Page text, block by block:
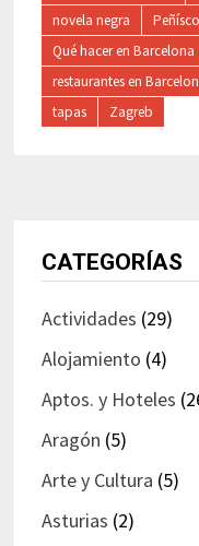
novela negra
Qué hacer en Barcelona
restaurantes en
tapas
Zagreb
CATEGORÍAS
Actividades (29)
Alojamiento (4)
Aptos. y Hoteles
Aragón (5)
Arte y Cultura (5)
Asturias (2)